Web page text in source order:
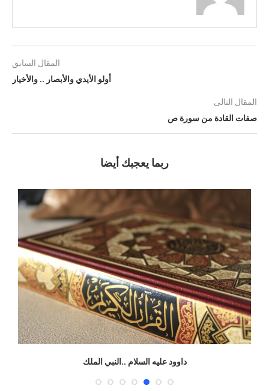
المقال السابق
أولو الأيدي والأبصار .. والأخيار
المقال التالى
صفات القادة من سورة ص
ربما يعجبك أيضا
داوود عليه السلام ..النبي الملك